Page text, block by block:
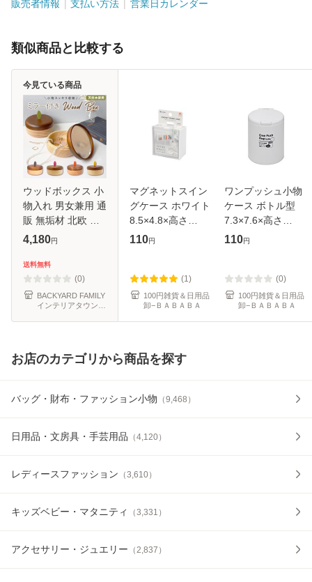
販売者情報 支払い方法 営業日カレンダー
類似商品と比較する
ウッドボックス 小
物入れ 男女兼用 通
販 無垢材 北欧 ミ
ラー付 木製 木枠
ド ボックス 箱 シ
ンプル Ihana イハ
ナ イン
4,180円
送料無料
(0)
BACKYARD FAMILY
インテリアタウン
店
今見ている商品
マグネットスイン
グケース ホワイト
8.5×4.8×高さ
8.5cm (100円ショ
110円
(1)
100円雑貨＆日用品
卸−ＢＡＢＡＢＡ
ワンプッシュ小物
ケース ボトル型
7.3×7.6×高さ
9.3cm (100円ショ
110円
(0)
100円雑貨＆日用品
卸−ＢＡＢＡＢＡ
お店のカテゴリから商品を探す
バッグ・財布・ファッション小物 （9,468 ）
日用品・文房具・手芸用品 （4,120）
レディースファッション （3,610）
キッズベビー・マタニティ （3,331 ）
アクセサリー・ジュエリー （2,837 ）